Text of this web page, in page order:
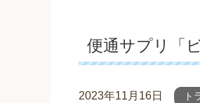
便通サプリ「
2023年11月16日 ト